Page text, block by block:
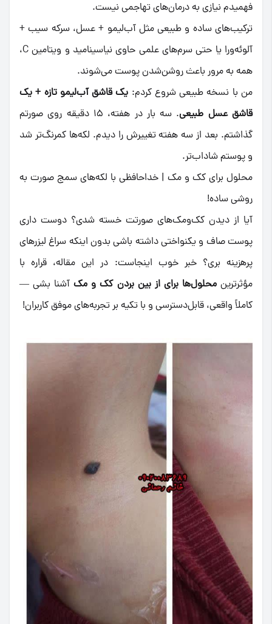
فهمیدم نیازی به درمان‌های تهاجمی نیست.
ترکیب‌های ساده و طبیعی مثل آب‌لیمو + عسل، سرکه سیب +
آلوئه‌ورا یا حتی سرم‌های علمی حاوی نیاسینامید و ویتامین C،
همه به مرور باعث روشن‌شدن پوست می‌شوند.
من با نسخه طبیعی شروع کردم: یک قاشق آب‌لیمو تازه + یک
قاشق عسل طبیعی
. سه بار در هفته، ۱۵ دقیقه روی صورتم
گذاشتم. بعد از سه هفته تغییرش را دیدم. لکه‌ها کمرنگ‌تر شد
و پوستم شاداب‌تر.
محلول برای کک و مک | خداحافظی با لکه‌های سمج صورت به
روشی ساده!
آیا از دیدن کک‌ومک‌های صورتت خسته شدی؟ دوست داری
پوست صاف و یکنواختی داشته باشی بدون اینکه سراغ لیزرهای
پرهزینه بری؟ خبر خوب اینجاست: در این مقاله، قراره با
مؤثرترینمحلول‌ها برای از بین بردن کک و مکآشنا بشی —
کاملاً واقعی، قابل‌دسترسی و با تکیه بر تجربه‌های موفق کاربران!